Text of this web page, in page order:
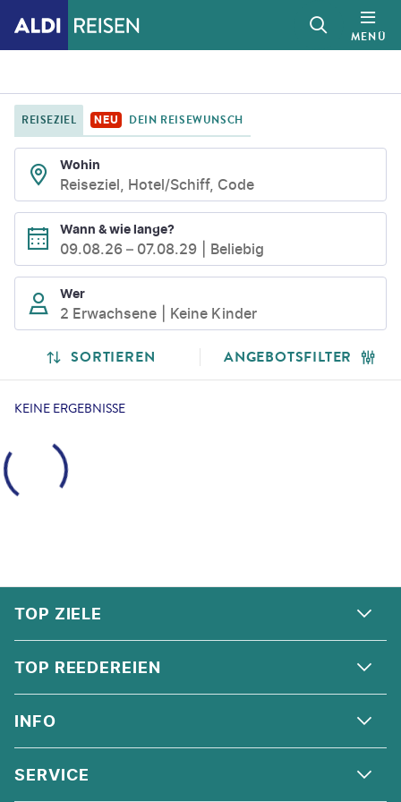
MENÜ
REISEZIEL NEU DEIN REISEWUNSCH
Wohin
Reiseziel, Hotel/Schiff, Code
Wann & wie lange?
09.08.26 – 07.08.29 Beliebig
Wer
2 Erwachsene Keine Kinder
SUCHLISTENSEITE
SUCHERGEBNISSE
SORTIEREN ANGEBOTSFILTER
KEINE ERGEBNISSE
TOP ZIELE
ALPEN
ANDALUSIEN
ORIENT
TOP REEDEREIEN
COSTA KREUZFAHRTEN
MSC CRUISES
INFO
ÜBER UNS
SERVICE